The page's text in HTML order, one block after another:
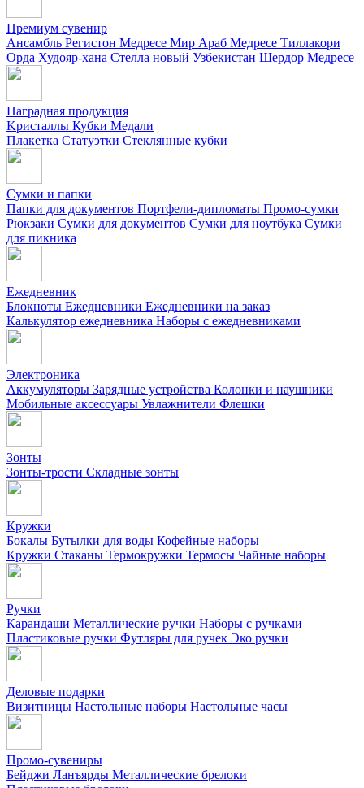
Премиум сувенир
Ансамбль Регистон Медресе Мир Араб Медресе Тиллакори
Орда Худояр-хана Стелла новый Узбекистан Шердор Медресе
Наградная продукция
Kристаллы Кубки Медали
Плакетка Статуэтки Стеклянные кубки
Сумки и папки
Папки для документов Портфели-дипломаты Промо-сумки
Рюкзаки Сумки для документов Сумки для ноутбука Сумки
для пикника
Ежедневник
Блокноты Ежедневники Ежедневники на заказ
Калькулятор ежедневника Наборы с ежедневниками
Электроника
Аккумуляторы Зарядные устройства Колонки и наушники
Мобильные аксессуары Увлажнители Флешки
Зонты
Зонты-трости Складные зонты
Кружки
Бокалы Бутылки для воды Кофейные наборы
Кружки Стаканы Термокружки Термосы Чайные наборы
Ручки
Карандаши Металлические ручки Наборы с ручками
Пластиковые ручки Футляры для ручек Эко ручки
Деловые подарки
Визитницы Настольные наборы Настольные часы
Промо-сувениры
Бейджи Ланъярды Металлические брелоки